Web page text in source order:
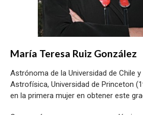
María Teresa Ruiz González
Astrónoma de la Universidad de Chile
Astrofísica, Universidad de Princeton
en la primera mujer en obtener este